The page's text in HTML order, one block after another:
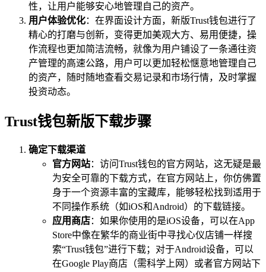
性，让用户能够安心地管理自己的资产。
用户体验优化：在界面设计方面，新版Trust钱包进行了
精心的打磨与创新，变得更加美观大方、易用便捷，操
作流程也更加简洁流畅，就像为用户铺设了一条通往资
产管理的高速公路，用户可以更加轻松惬意地管理自己
的资产，随时随地查看交易记录和市场行情，及时掌握
投资动态。
Trust钱包新版下载步骤
确定下载渠道
官方网站：访问Trust钱包的官方网站，这无疑是最
为安全可靠的下载方式，在官方网站上，你仿佛置
身于一个资源丰富的宝藏库，能够轻松找到适用于
不同操作系统（如iOS和Android）的下载链接。
应用商店：如果你使用的是iOS设备，可以在App
Store中像在繁华的商业街中寻找心仪店铺一样搜
索“Trust钱包”进行下载；对于Android设备，可以
在Google Play商店（需科学上网）或者官方网站下